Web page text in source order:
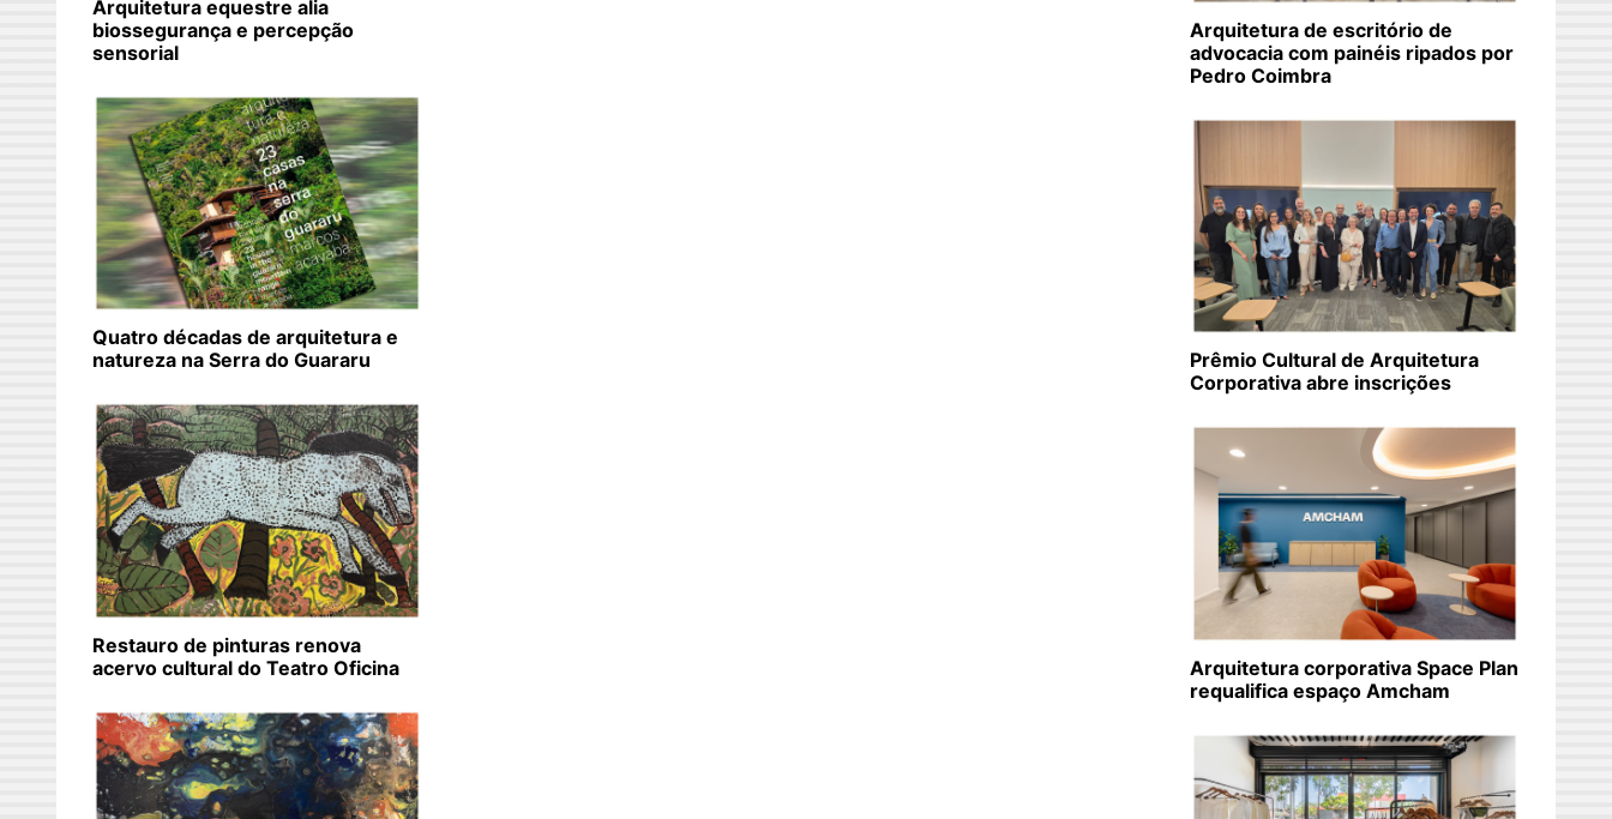
Arquitetura equestre alia
biossegurança e percepção
sensorial
Quatro décadas de arquitetura e
natureza na Serra do Guararu
Restauro de pinturas renova
acervo cultural do Teatro Oficina
Arquitetura de escritório de
advocacia com painéis ripados por
Pedro Coimbra
Prêmio Cultural de Arquitetura
Corporativa abre inscrições
Arquitetura corporativa Space Plan
requalifica espaço Amcham